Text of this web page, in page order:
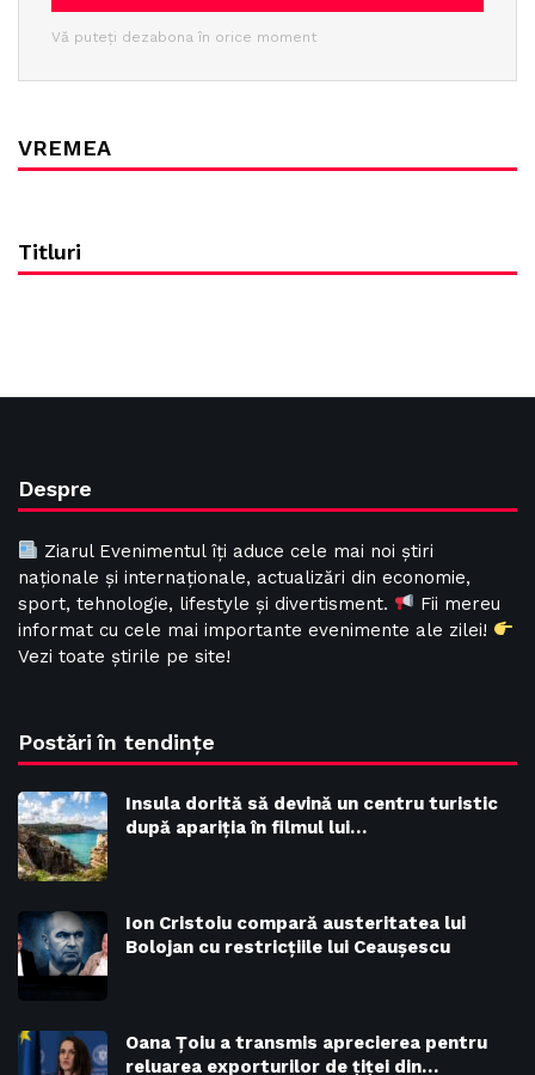
Vă puteți dezabona în orice moment
VREMEA
Titluri
Despre
Ziarul Evenimentul îți aduce cele mai noi știri
naționale și internaționale, actualizări din economie,
sport, tehnologie, lifestyle și divertisment.
Fii mereu
informat cu cele mai importante evenimente ale zilei!
Vezi toate știrile pe site!
Postări în tendințe
Insula dorită să devină un centru turistic
după apariția în filmul lui…
Ion Cristoiu compară austeritatea lui
Bolojan cu restricțiile lui Ceaușescu
Oana Țoiu a transmis aprecierea pentru
reluarea exporturilor de țiței din…